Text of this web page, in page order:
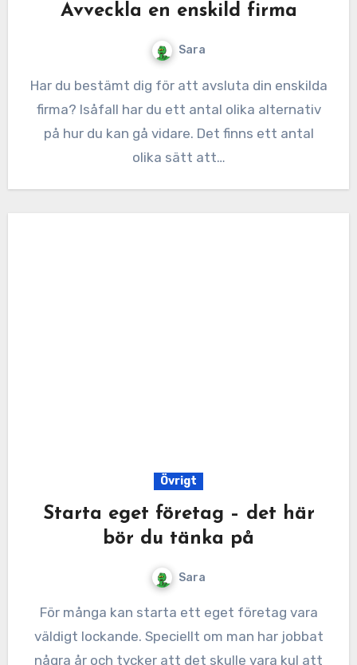
Avveckla en enskild firma
Sara
Har du bestämt dig för att avsluta din enskilda
firma? Isåfall har du ett antal olika alternativ
på hur du kan gå vidare. Det finns ett antal
olika sätt att…
Övrigt
Starta eget företag – det här
bör du tänka på
Sara
För många kan starta ett eget företag vara
väldigt lockande. Speciellt om man har jobbat
några år och tycker att det skulle vara kul att